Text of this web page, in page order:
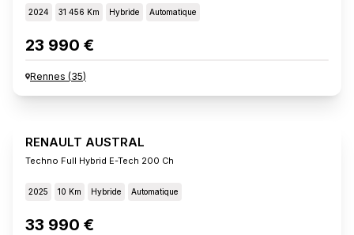
2024 31 456 Km Hybride Automatique
23 990 €
Rennes (35)
RENAULT AUSTRAL
Techno Full Hybrid E-Tech 200 Ch
2025 10 Km Hybride Automatique
33 990 €